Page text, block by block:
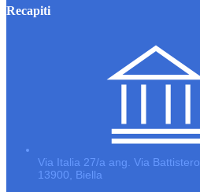
Recapiti
Via Italia 27/a ang. Via Battistero
13900, Biella